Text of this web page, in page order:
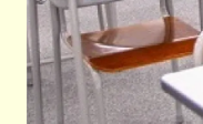
クリアする、そうい
れると信じています。
思う人が多いと思いま
が、どんなときでも
たりしていきますの